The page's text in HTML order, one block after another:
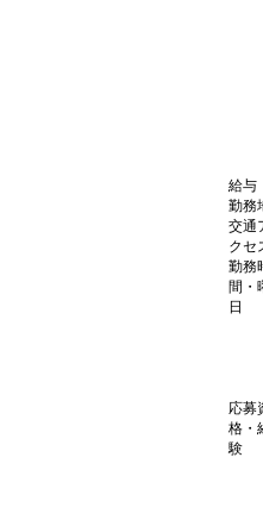
給与
勤務
交通
クセ
勤務
間・
日
応募
格・
験